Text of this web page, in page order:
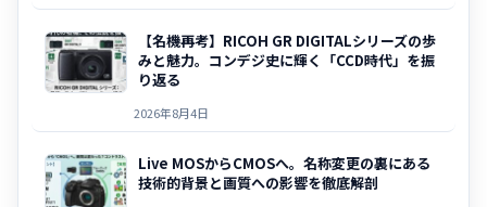
【名機再考】RICOH GR DIGITALシリーズの歩
みと魅力。コンデジ史に輝く「CCD時代」を振
り返る
2026年8月4日
Live MOSからCMOSへ。名称変更の裏にある
技術的背景と画質への影響を徹底解剖